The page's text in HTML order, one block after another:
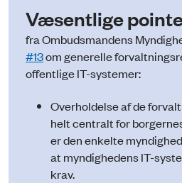
Væsentlige
fra Ombudsmandens
#13om generelle
offentlige IT-systemer:
Overholdelse af de
helt centralt for
er den enkelte
at myndighedens IT-
krav.